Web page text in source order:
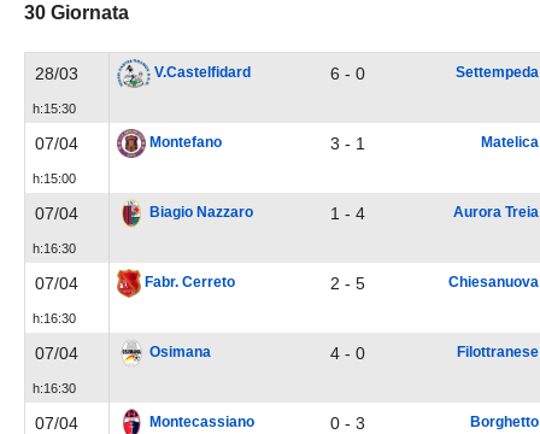
30 Giornata
28/03 V.Castelfidard 6 - 0 Settempeda
h:15:30
07/04 Montefano 3 - 1 Matelica
h:15:00
07/04 Biagio Nazzaro 1 - 4 Aurora Treia
h:16:30
07/04 Fabr. Cerreto 2 - 5 Chiesanuova
h:16:30
07/04 Osimana 4 - 0 Filottranese
h:16:30
07/04 Montecassiano 0 - 3 Borghetto